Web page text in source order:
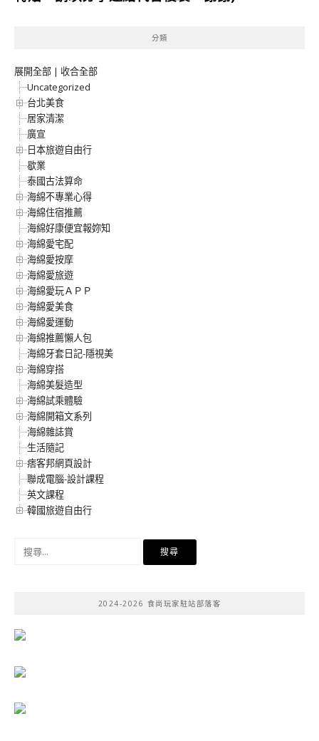
分類
展開全部 | 收合全部
Uncategorized
台北美食
居家清潔
廣宣
日本旅遊自由行
歇業
泰國古法算命
海綿不專業心得
海綿住宿推薦
海綿好康便宜報妳知
海綿愛宅配
海綿愛按摩
海綿愛旅遊
海綿愛玩ＡＰＰ
海綿愛美食
海綿愛運動
海綿推薦懶人包
海綿牙套日記-隱視美
海綿穿搭
海綿美髮造型
海綿試乘體驗
海綿開箱文系列
海綿雜誌賞
生活隨記
痞客邦網頁設計
聯成電腦-設計課程
英文課程
韓國旅遊自由行
2024-2026 食尚玩家駐站部落客